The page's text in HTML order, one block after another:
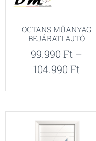
OCTANS MŰANYAG
BEJÁRATI AJTÓ
99.990 Ft –
104.990 Ft